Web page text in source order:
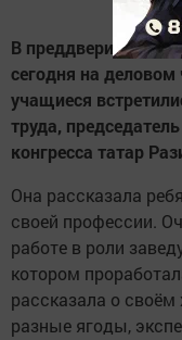
В преддверии Дня
сегодня на деловом
учащиеся
труда,
конгресса татар
Она рассказала
своей профессии.
работе в роли
котором
рассказала о
разные ягоды,